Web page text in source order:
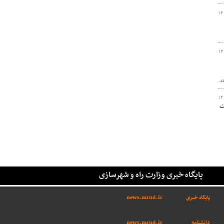
پایگاه خبری وزارت راه و شهرسازی
پایگاه خبری news.mrud.ir